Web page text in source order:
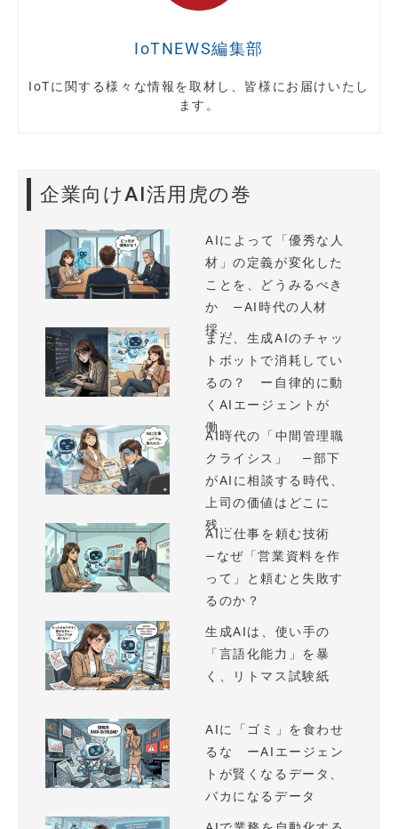
IoTNEWS編集部
IoTに関する様々な情報を取材し、皆様にお届けいたし
ます。
企業向けAI活用虎の巻
AIによって「優秀な人
材」の定義が変化した
ことを、どうみるべき
か —AI時代の人材
採...
まだ、生成AIのチャッ
トボットで消耗してい
るの？ ー自律的に動
くAIエージェントが
働...
AI時代の「中間管理職
クライシス」 —部下
がAIに相談する時代、
上司の価値はどこに
残...
AIに仕事を頼む技術
—なぜ「営業資料を作
って」と頼むと失敗す
るのか？
生成AIは、使い手の
「言語化能力」を暴
く、リトマス試験紙
AIに「ゴミ」を食わせ
るな ーAIエージェン
トが賢くなるデータ、
バカになるデータ